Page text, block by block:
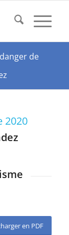
de
2020
en PDF